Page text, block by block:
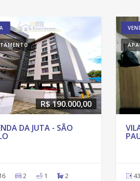
R$ 190.000,00
DA JUTA - SÃO
2 1 2